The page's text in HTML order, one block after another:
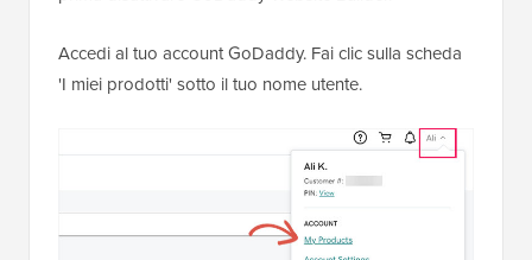
Accedi al tuo account GoDaddy. Fai clic sulla scheda
'I miei prodotti' sotto il tuo nome utente.